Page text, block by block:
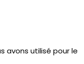
avons utilisé pour le